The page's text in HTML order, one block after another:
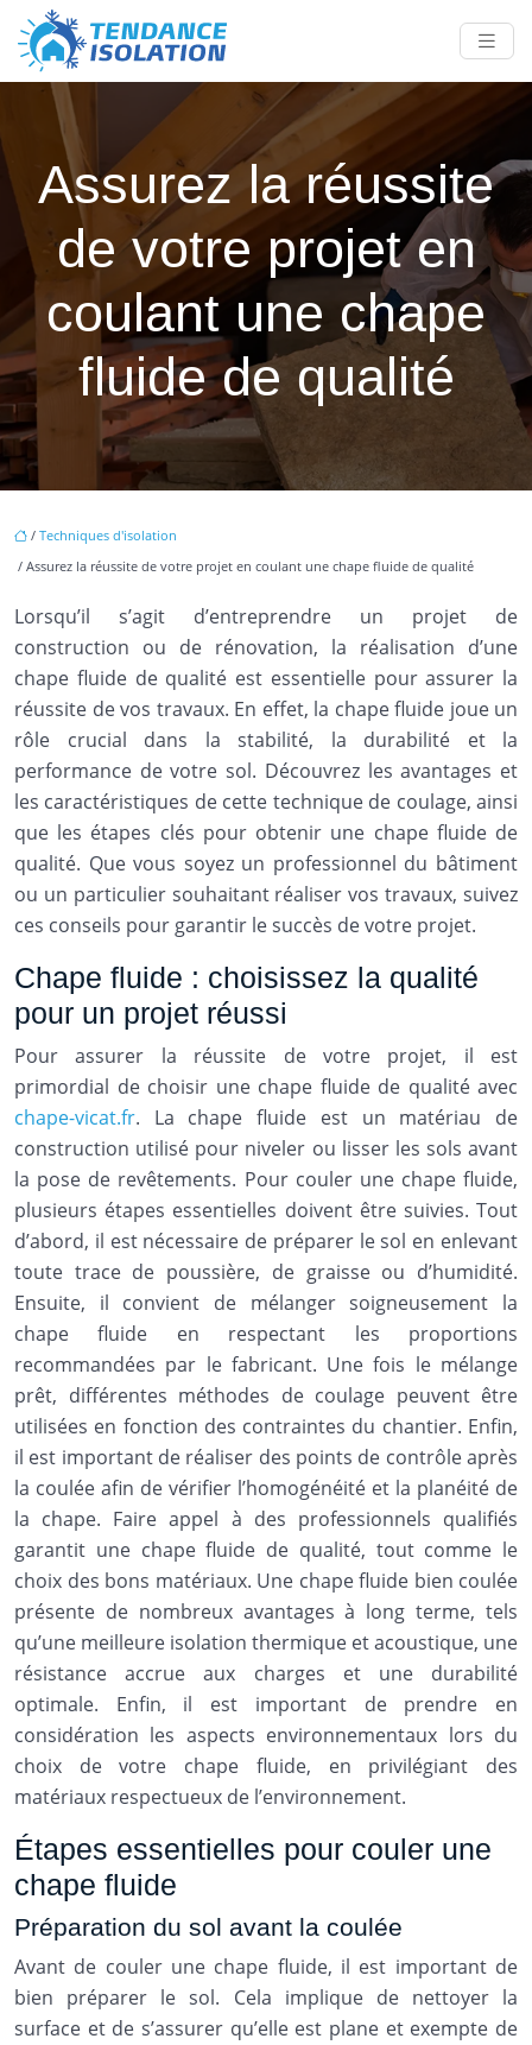
Assurez la réussite
de votre projet en
coulant une chape
fluide de qualité
/ Techniques d'isolation
/ Assurez la réussite de votre projet en coulant une chape fluide de qualité
Lorsqu’il s’agit d’entreprendre un projet de
construction ou de rénovation, la réalisation d’une
chape fluide de qualité est essentielle pour assurer la
réussite de vos travaux. En effet, la chape fluide joue un
rôle crucial dans la stabilité, la durabilité et la
performance de votre sol. Découvrez les avantages et
les caractéristiques de cette technique de coulage, ainsi
que les étapes clés pour obtenir une chape fluide de
qualité. Que vous soyez un professionnel du bâtiment
ou un particulier souhaitant réaliser vos travaux, suivez
ces conseils pour garantir le succès de votre projet.
Chape fluide : choisissez la qualité
pour un projet réussi
Pour assurer la réussite de votre projet, il est
primordial de choisir une chape fluide de qualité avec
chape-vicat.fr. La chape fluide est un matériau de
construction utilisé pour niveler ou lisser les sols avant
la pose de revêtements. Pour couler une chape fluide,
plusieurs étapes essentielles doivent être suivies. Tout
d’abord, il est nécessaire de préparer le sol en enlevant
toute trace de poussière, de graisse ou d’humidité.
Ensuite, il convient de mélanger soigneusement la
chape fluide en respectant les proportions
recommandées par le fabricant. Une fois le mélange
prêt, différentes méthodes de coulage peuvent être
utilisées en fonction des contraintes du chantier. Enfin,
il est important de réaliser des points de contrôle après
la coulée afin de vérifier l’homogénéité et la planéité de
la chape. Faire appel à des professionnels qualifiés
garantit une chape fluide de qualité, tout comme le
choix des bons matériaux. Une chape fluide bien coulée
présente de nombreux avantages à long terme, tels
qu’une meilleure isolation thermique et acoustique, une
résistance accrue aux charges et une durabilité
optimale. Enfin, il est important de prendre en
considération les aspects environnementaux lors du
choix de votre chape fluide, en privilégiant des
matériaux respectueux de l’environnement.
Étapes essentielles pour couler une
chape fluide
Préparation du sol avant la coulée
Avant de couler une chape fluide, il est important de
bien préparer le sol. Cela implique de nettoyer la
surface et de s’assurer qu’elle est plane et exempte de